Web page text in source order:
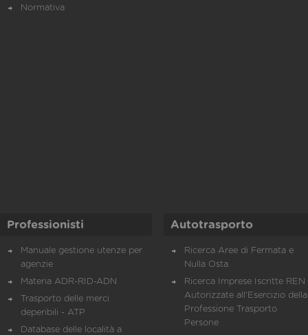
Normativa
Professionisti
Manuale gestione utenze per
agenzie
Materia ADR-RID-ADN
Trasporto delle merci
deperibili - ATP
Database delle località a
Autotrasporto
Ricerca Aree di Fermata e
Nulla Osta
Ricerca Imprese Iscritte REN
Autorizzate all'Esercizio della
Professione Trasporto
Persone